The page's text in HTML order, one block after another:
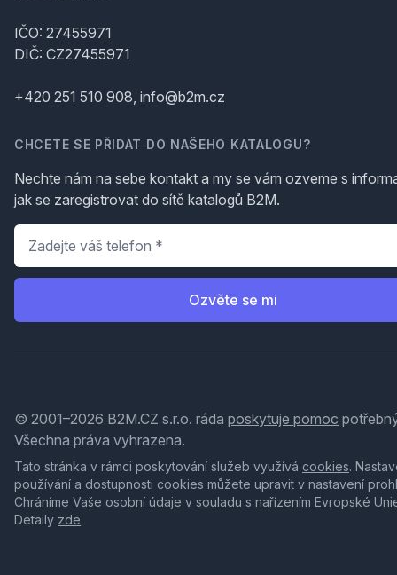
IČO: 27455971
DIČ: CZ27455971
+420 251 510 908, info@b2m.cz
CHCETE SE PŘIDAT DO NAŠEHO KATALOGU?
Nechte nám na sebe kontakt a my se vám ozveme s
jak se zaregistrovat do sítě katalogů B2M.
Telefon
Ozvěte se mi
© 2001–2026 B2M.CZ s.r.o. ráda poskytuje pomoc
Všechna práva vyhrazena.
Tato stránka v rámci poskytování služeb využívá cookies.
používání a dostupnosti cookies můžete upravit v nastavení
Chráníme Vaše osobní údaje v souladu s nařízením Evropské
Detaily zde.